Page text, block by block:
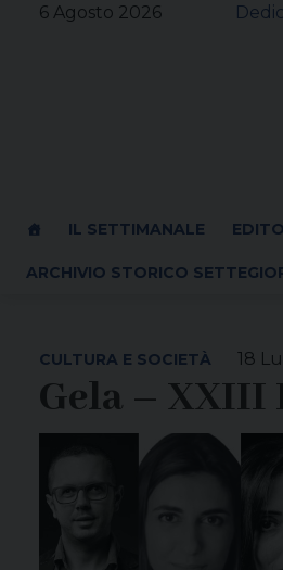
6 Agosto 2026
IL SETTIMANALE
ARCHIVIO STORICO
18
CULTURA E SOCIETÀ
Gela – XXIII